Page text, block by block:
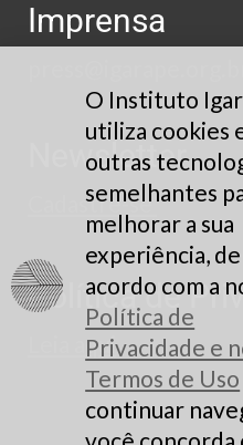
Imprensa
Newsletter
Cadastre-se
Política de
Leia aqui
O Instituto
utiliza cookies
outras
semelhantes
melhorar a sua
experiência, de
acordo com a
Política de
Privacidade e
Termos de Uso
continuar